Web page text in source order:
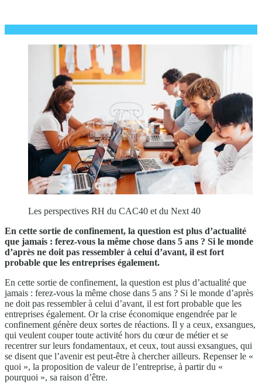
Les perspectives RH du CAC40 et du Next 40
En cette sortie de confinement, la question est plus d’actualité
que jamais : ferez-vous la même chose dans 5 ans ? Si le monde
d’après ne doit pas ressembler à celui d’avant, il est fort
probable que les entreprises également.
En cette sortie de confinement, la question est plus d’actualité que
jamais : ferez-vous la même chose dans 5 ans ? Si le monde d’après
ne doit pas ressembler à celui d’avant, il est fort probable que les
entreprises également. Or la crise économique engendrée par le
confinement génère deux sortes de réactions. Il y a ceux, exsangues,
qui veulent couper toute activité hors du cœur de métier et se
recentrer sur leurs fondamentaux, et ceux, tout aussi exsangues, qui
se disent que l’avenir est peut-être à chercher ailleurs. Repenser le «
quoi », la proposition de valeur de l’entreprise, à partir du «
pourquoi », sa raison d’être.